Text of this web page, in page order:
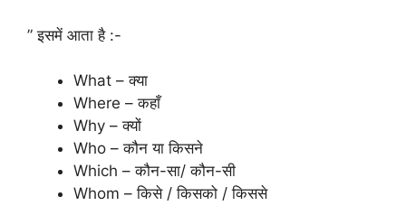
” इसमें आता है :-
What – क्या
Where – कहाँ
Why – क्यों
Who – कौन या किसने
Which – कौन-सा/ कौन-सी
Whom – किसे / किसको / किससे